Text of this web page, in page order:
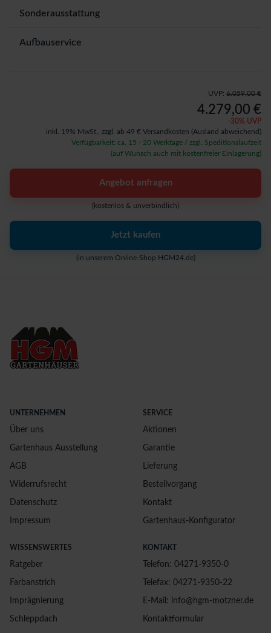
Sonderausstattung
Aufbauservice
UVP: 6.059,00 €
4.279,00 €
-30% UVP
inkl. 19% MwSt., zzgl. ab 49 € Versandkosten (Ausland abweichend)
Verfügbarkeit: ca. 15 - 20 Werktage / zzgl. Speditionslaufzeit
(auf Wunsch auch mit kostenfreier Einlagerung)
Angebot anfragen
(kostenlos & unverbindlich)
Jetzt kaufen
(in unserem Online-Shop HGM24.de)
UNTERNEHMEN
Über uns
Gartenhaus Ausstellung
AGB
Widerrufsrecht
Datenschutz
Impressum
SERVICE
Aktionen
Garantie
Lieferung
Bestellvorgang
Kontakt
Gartenhaus-Konfigurator
WISSENSWERTES
Ratgeber
Farbanstrich
Imprägnierung
Schleppdach
KONTAKT
Telefon: 04271-9350-0
Telefax: 04271-9350-22
E-Mail: info@hgm-motzner.de
Kontaktformular